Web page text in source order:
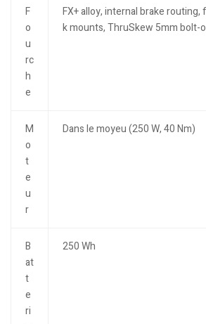
F
o
u
rc
h
e
FX+ alloy, internal brake
k mounts, ThruSkew 5mm bolt-
M
o
t
e
u
r
Dans le moyeu (250 W, 40 Nm)
B
at
t
e
ri
250 Wh